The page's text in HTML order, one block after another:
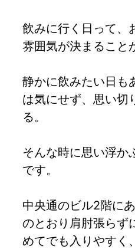
飲みに行く日って、
雰囲気が決まること
静かに飲みたい日も
は気にせず、思い切
る。
そんな時に思い浮か
です。
中央通のビル2階に
のとおり肩肘張らず
めてでも入りやすく